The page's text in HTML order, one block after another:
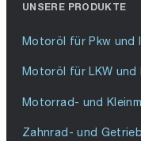
UNSERE PRODUKTE
Motoröl für Pkw und
Motoröl für LKW und
Motorrad- und
Zahnrad- und